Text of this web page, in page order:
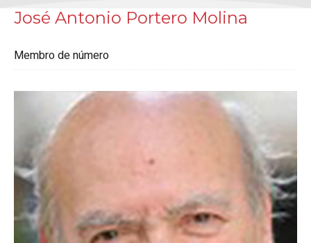
José Antonio Portero Molina
Membro de número